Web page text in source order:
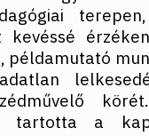
példamutató
tartotta a